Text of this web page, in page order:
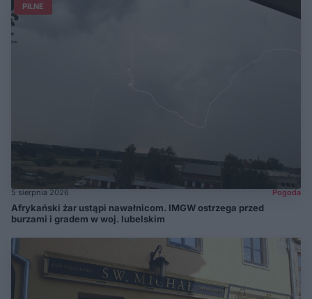
PILNE
5 sierpnia 2026 Pogoda
Afrykański żar ustąpi nawałnicom. IMGW ostrzega przed
burzami i gradem w woj. lubelskim